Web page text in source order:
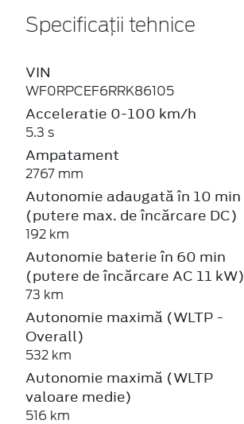
Specificații tehnice
VIN
WF0RPCEF6RRK86105
Acceleratie 0-100 km/h
5.3 s
Ampatament
2767 mm
Autonomie adaugată în 10 min
(putere max. de încărcare DC)
192 km
Autonomie baterie în 60 min
(putere de încărcare AC 11 kW)
73 km
Autonomie maximă (WLTP -
Overall)
532 km
Autonomie maximă (WLTP
valoare medie)
516 km